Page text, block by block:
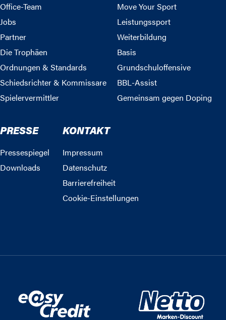
Office-Team
Jobs
Partner
Die Trophäen
Ordnungen & Standards
Schiedsrichter & Kommissare
Spielervermittler
Move Your Sport
Leistungssport
Weiterbildung
Basis
Grundschuloffensive
BBL-Assist
Gemeinsam gegen Doping
PRESSE
Pressespiegel
Downloads
KONTAKT
Impressum
Datenschutz
Barrierefreiheit
Cookie-Einstellungen